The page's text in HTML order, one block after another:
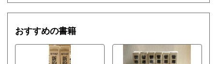
おすすめの書籍